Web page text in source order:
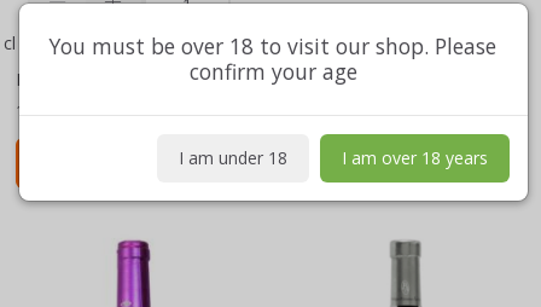
cl
Model:
1,4 kg
Model: 174
1,3 kg
See all options
You must be over 18 to visit our shop. Please
confirm your age
I am under 18 I am over 18 years